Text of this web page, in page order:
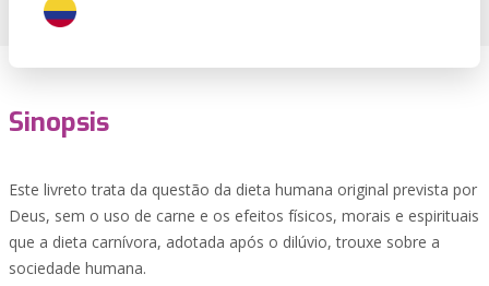
Sinopsis
Este livreto trata da questão da dieta humana original prevista por
Deus, sem o uso de carne e os efeitos físicos, morais e espirituais
que a dieta carnívora, adotada após o dilúvio, trouxe sobre a
sociedade humana.